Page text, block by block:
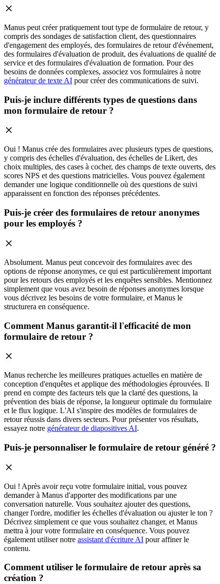
Manus peut créer pratiquement tout type de formulaire de retour, y
compris des sondages de satisfaction client, des questionnaires
d'engagement des employés, des formulaires de retour d'événement,
des formulaires d'évaluation de produit, des évaluations de qualité de
service et des formulaires d'évaluation de formation. Pour des
besoins de données complexes, associez vos formulaires à notre
générateur de texte AI pour créer des communications de suivi.
Puis-je inclure différents types de questions dans
mon formulaire de retour ?
Oui ! Manus crée des formulaires avec plusieurs types de questions,
y compris des échelles d'évaluation, des échelles de Likert, des
choix multiples, des cases à cocher, des champs de texte ouverts, des
scores NPS et des questions matricielles. Vous pouvez également
demander une logique conditionnelle où des questions de suivi
apparaissent en fonction des réponses précédentes.
Puis-je créer des formulaires de retour anonymes
pour les employés ?
Absolument. Manus peut concevoir des formulaires avec des
options de réponse anonymes, ce qui est particulièrement important
pour les retours des employés et les enquêtes sensibles. Mentionnez
simplement que vous avez besoin de réponses anonymes lorsque
vous décrivez les besoins de votre formulaire, et Manus le
structurera en conséquence.
Comment Manus garantit-il l'efficacité de mon
formulaire de retour ?
Manus recherche les meilleures pratiques actuelles en matière de
conception d'enquêtes et applique des méthodologies éprouvées. Il
prend en compte des facteurs tels que la clarté des questions, la
prévention des biais de réponse, la longueur optimale du formulaire
et le flux logique. L'AI s'inspire des modèles de formulaires de
retour réussis dans divers secteurs. Pour présenter vos résultats,
essayez notre générateur de diapositives AI.
Puis-je personnaliser le formulaire de retour généré ?
Oui ! Après avoir reçu votre formulaire initial, vous pouvez
demander à Manus d'apporter des modifications par une
conversation naturelle. Vous souhaitez ajouter des questions,
changer l'ordre, modifier les échelles d'évaluation ou ajuster le ton ?
Décrivez simplement ce que vous souhaitez changer, et Manus
mettra à jour votre formulaire en conséquence. Vous pouvez
également utiliser notre assistant d'écriture AI pour affiner le
contenu.
Comment utiliser le formulaire de retour après sa
création ?